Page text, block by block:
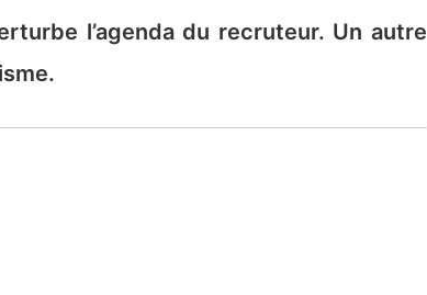
l’agenda du recruteur. Un autre